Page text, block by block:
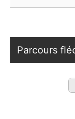
Parcours